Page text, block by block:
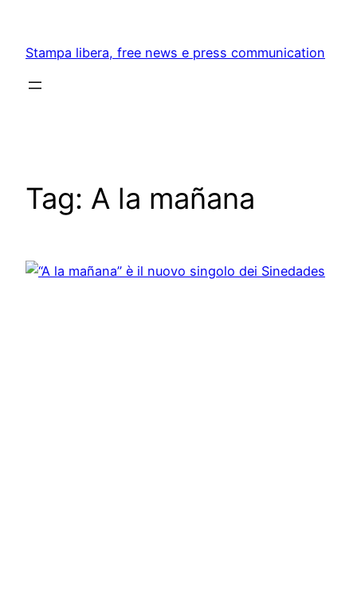
content
Stampa libera, free news e press communication
Tag: A la mañana